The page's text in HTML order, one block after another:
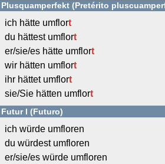
Plusquamperfekt (Pretérito
ich hätte umflort
du hättest umflort
er/sie/es hätte umflort
wir hätten umflort
ihr hättet umflort
sie/Sie hätten umflort
Futur I (Futuro)
ich würde umfloren
du würdest umfloren
er/sie/es würde umfloren